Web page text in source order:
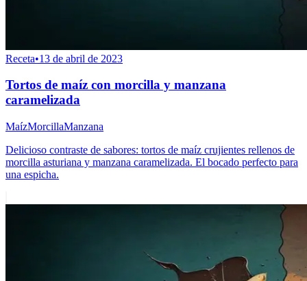
Receta•13 de abril de 2023
Tortos de maíz con morcilla y manzana
caramelizada
MaízMorcillaManzana
Delicioso contraste de sabores: tortos de maíz crujientes rellenos de
morcilla asturiana y manzana caramelizada. El bocado perfecto para
una espicha.